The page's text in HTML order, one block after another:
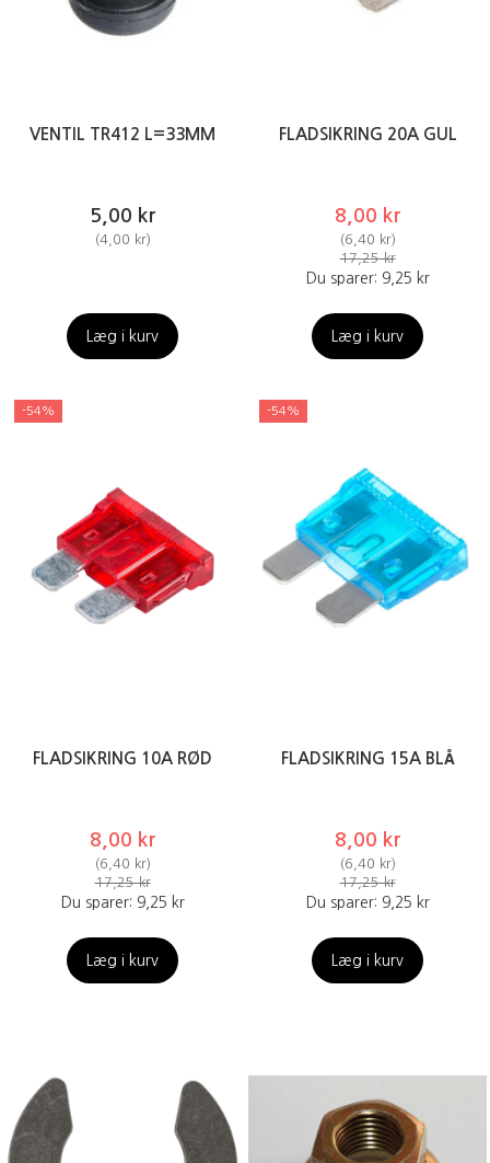
VENTIL TR412 L=33MM
5,00 kr
(4,00 kr)
Læg i kurv
FLADSIKRING 20A GUL
8,00 kr
(6,40 kr)
17,25 kr
Du sparer: 9,25 kr
Læg i kurv
-54%
FLADSIKRING 10A RØD
8,00 kr
(6,40 kr)
17,25 kr
Du sparer: 9,25 kr
Læg i kurv
-54%
FLADSIKRING 15A BLÅ
8,00 kr
(6,40 kr)
17,25 kr
Du sparer: 9,25 kr
Læg i kurv